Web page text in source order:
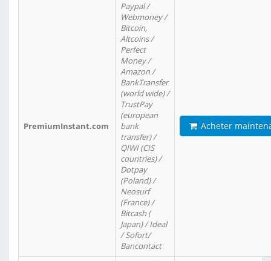
PremiumInstant.com
Paypal /
Webmoney /
Bitcoin,
Altcoins /
Perfect
Money /
Amazon /
BankTransfer
(world wide) /
TrustPay
(european
bank
transfer) /
QIWI (CIS
countries) /
Dotpay
(Poland) /
Neosurf
(France) /
Bitcash (
Japan) / Ideal
/ Sofort/
Bancontact
Acheter